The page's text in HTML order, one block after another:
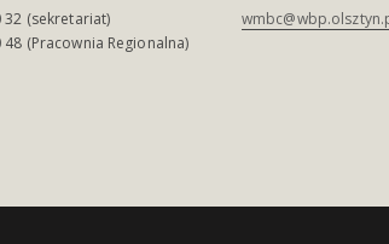
32 (sekretariat)
48 (Pracownia Regionalna)